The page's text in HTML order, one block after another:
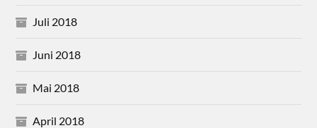
Juli 2018
Juni 2018
Mai 2018
April 2018